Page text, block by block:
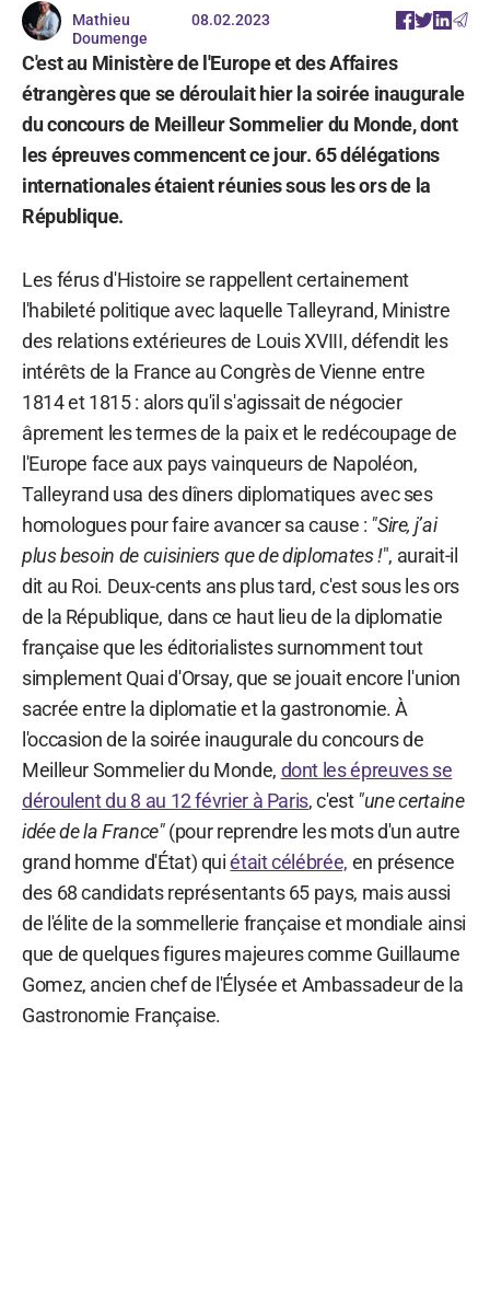
Mathieu
Doumenge
08.02.2023
C'est au Ministère de l'Europe et des Affaires
étrangères que se déroulait hier la soirée inaugurale
du concours de Meilleur Sommelier du Monde, dont
les épreuves commencent ce jour. 65 délégations
internationales étaient réunies sous les ors de la
République.
Les férus d'Histoire se rappellent certainement
l'habileté politique avec laquelle Talleyrand, Ministre
des relations extérieures de Louis XVIII, défendit les
intérêts de la France au Congrès de Vienne entre
1814 et 1815 : alors qu'il s'agissait de négocier
âprement les termes de la paix et le redécoupage de
l'Europe face aux pays vainqueurs de Napoléon,
Talleyrand usa des dîners diplomatiques avec ses
homologues pour faire avancer sa cause : "Sire, j’ai
plus besoin de cuisiniers que de diplomates !", aurait-il
dit au Roi. Deux-cents ans plus tard, c'est sous les ors
de la République, dans ce haut lieu de la diplomatie
française que les éditorialistes surnomment tout
simplement Quai d'Orsay, que se jouait encore l'union
sacrée entre la diplomatie et la gastronomie. À
l'occasion de la soirée inaugurale du concours de
Meilleur Sommelier du Monde, dont les épreuves se
déroulent du 8 au 12 février à Paris, c'est"une certaine
idée de la France"(pour reprendre les mots d'un autre
grand homme d'État) quiétait célébrée, en présence
des 68 candidats représentants 65 pays, mais aussi
de l'élite de la sommellerie française et mondiale ainsi
que de quelques figures majeures comme Guillaume
Gomez, ancien chef de l'Élysée et Ambassadeur de la
Gastronomie Française.